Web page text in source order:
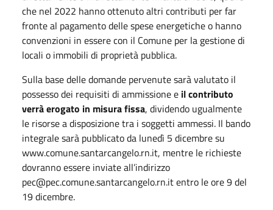
che nel 2022 hanno ottenuto altri contributi per far
fronte al pagamento delle spese energetiche o hanno
convenzioni in essere con il Comune per la gestione di
locali o immobili di proprietà pubblica.
Sulla base delle domande pervenute sarà valutato il
possesso dei requisiti di ammissione e il contributo
verrà erogato in misura fissa, dividendo ugualmente
le risorse a disposizione tra i soggetti ammessi. Il bando
integrale sarà pubblicato da lunedì 5 dicembre su
www.comune.santarcangelo.rn.it, mentre le richieste
dovranno essere inviate all’indirizzo
pec@pec.comune.santarcangelo.rn.it entro le ore 9 del
19 dicembre.